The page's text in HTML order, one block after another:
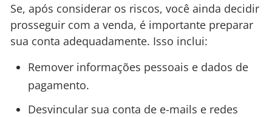
Se, após considerar os riscos, você ainda decidir
prosseguir com a venda, é importante preparar
sua conta adequadamente. Isso inclui:
Remover informações pessoais e dados de
pagamento.
Desvincular sua conta de e-mails e redes